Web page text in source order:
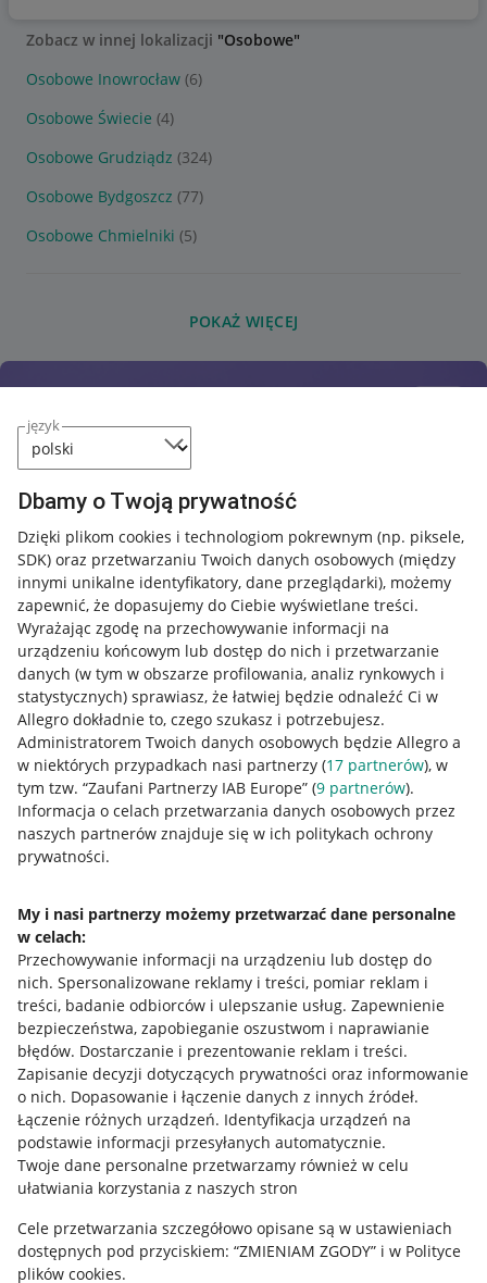
język
Dbamy o Twoją prywatność
Dzięki plikom cookies i technologiom pokrewnym (np. piksele,
SDK) oraz przetwarzaniu Twoich danych osobowych (między
innymi unikalne identyfikatory, dane przeglądarki), możemy
zapewnić, że dopasujemy do Ciebie wyświetlane treści.
Wyrażając zgodę na przechowywanie informacji na
urządzeniu końcowym lub dostęp do nich i przetwarzanie
danych (w tym w obszarze profilowania, analiz rynkowych i
statystycznych) sprawiasz, że łatwiej będzie odnaleźć Ci w
Allegro dokładnie to, czego szukasz i potrzebujesz.
Administratorem Twoich danych osobowych będzie Allegro a
w niektórych przypadkach nasi partnerzy (17 partnerów), w
tym tzw. “Zaufani Partnerzy IAB Europe” (9 partnerów).
Informacja o celach przetwarzania danych osobowych przez
naszych partnerów znajduje się w ich politykach ochrony
prywatności.
My i nasi partnerzy możemy przetwarzać dane personalne
w celach:
Przechowywanie informacji na urządzeniu lub dostęp do
nich. Spersonalizowane reklamy i treści, pomiar reklam i
treści, badanie odbiorców i ulepszanie usług. Zapewnienie
bezpieczeństwa, zapobieganie oszustwom i naprawianie
błędów. Dostarczanie i prezentowanie reklam i treści.
Zapisanie decyzji dotyczących prywatności oraz informowanie
o nich. Dopasowanie i łączenie danych z innych źródeł.
Łączenie różnych urządzeń. Identyfikacja urządzeń na
podstawie informacji przesyłanych automatycznie.
Twoje dane personalne przetwarzamy również w celu
ułatwiania korzystania z naszych stron
Cele przetwarzania szczegółowo opisane są w ustawieniach
dostępnych pod przyciskiem: “ZMIENIAM ZGODY” i w Polityce
plików cookies.
Zobacz w innej lokalizacji "Osobowe"
Osobowe Inowrocław (6)
Osobowe Świecie (4)
Osobowe Grudziądz (324)
Osobowe Bydgoszcz (77)
Osobowe Chmielniki (5)
POKAŻ WIĘCEJ
Przydatne informacje
Jak to działa
Allegro Gadane dla sprzedających
Allegro Gadane dla kupujących
Mapa miejscowości
Informacje prawne
Regulamin
Polityka plików "cookies"
Ustawienia plików "cookies"
Udostępnianie lokalizacji
Informacje dla Aktu o Usługach Cyfrowych